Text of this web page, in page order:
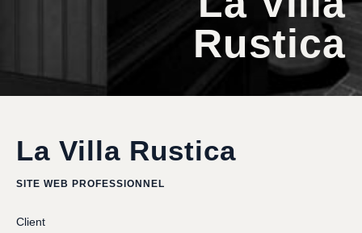
Rustica
La Villa Rustica
SITE WEB PROFESSIONNEL
Client